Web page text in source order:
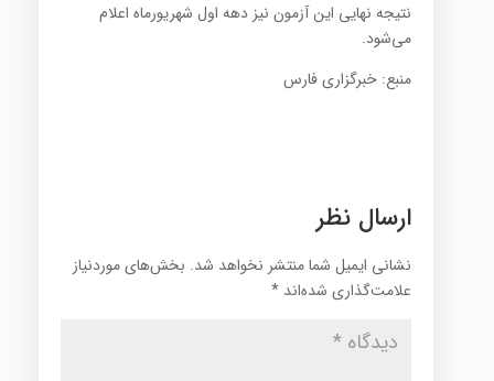
نتیجه نهایی این آزمون نیز دهه اول شهریورماه اعلام
می‌شود.
منبع: خبرگزاری فارس
ارسال نظر
نشانی ایمیل شما منتشر نخواهد شد. بخش‌های موردنیاز
علامت‌گذاری شده‌اند *